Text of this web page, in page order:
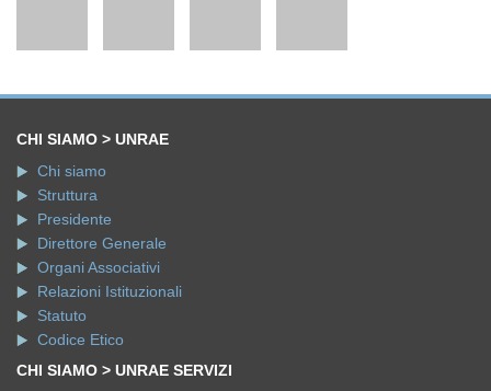
CHI SIAMO > UNRAE
Chi siamo
Struttura
Presidente
Direttore Generale
Organi Associativi
Relazioni Istituzionali
Statuto
Codice Etico
CHI SIAMO > UNRAE SERVIZI